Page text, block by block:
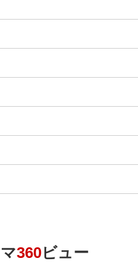
360ビュー